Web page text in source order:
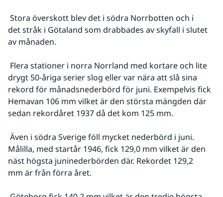
det stråk i Götaland som drabbades av skyfall i slutet
av månaden.
drygt 50-åriga serier slog eller var nära att slå sina
rekord för månadsnederbörd för juni. Exempelvis fick
Hemavan 106 mm vilket är den största mängden där
sedan rekordåret 1937 då det kom 125 mm.
Målilla, med startår 1946, fick 129,0 mm vilket är den
näst högsta juninederbörden där. Rekordet 129,2
mm är från förra året.